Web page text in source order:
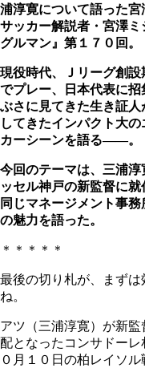
浦淳寛について語った宮
サッカー解説者・宮澤
グルマン』第１７０回。
現役時代、Ｊリーグ創設
でプレー、日本代表に
ぶさに見てきた生き証
してきたインパクト大
カーシーンを語る――。
今回のテーマは、三浦
ッセル神戸の新監督に
同じマネージメント事
の魅力を語った。
＊＊＊＊＊
最後の切り札が、まず
ね。
アツ（三浦淳寛）が新
配となったコンサドーレ
０月１０日の柏レイソ